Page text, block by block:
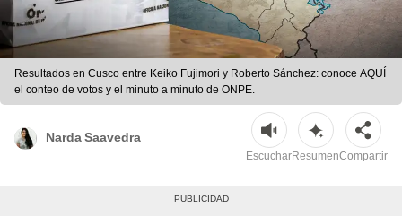
Resultados en Cusco entre Keiko Fujimori y Roberto Sánchez: conoce AQUÍ
el conteo de votos y el minuto a minuto de ONPE.
Narda Saavedra
EscucharResumenCompartir